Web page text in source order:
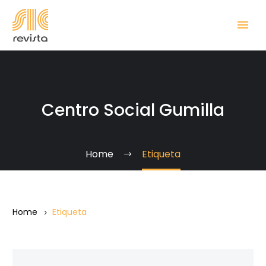
Centro Social Gumilla
Home Etiqueta
Home Etiqueta